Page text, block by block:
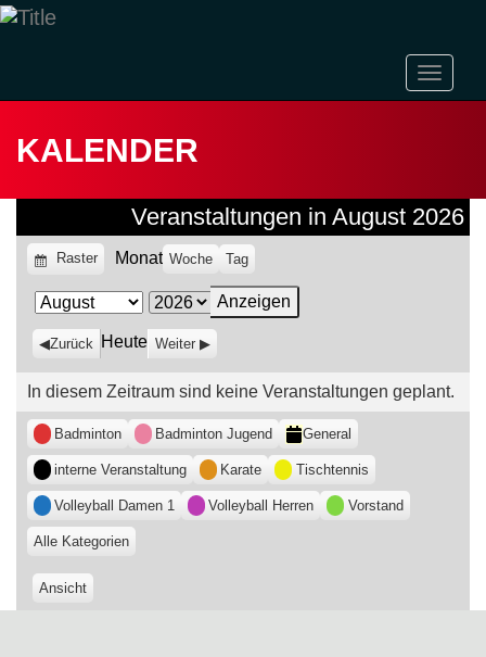
ein-/
KALENDER
Veranstaltungen in August 2026
Anzeigen
Raster Monat Woche Tag
Monat
Jahr
Zurück Heute Weiter
In diesem Zeitraum sind keine Veranstaltungen geplant.
Kategorien
Badminton Badminton Jugend General
interne Veranstaltung Karate Tischtennis
Volleyball Damen 1 Volleyball Herren Vorstand
Alle Kategorien
Ansicht